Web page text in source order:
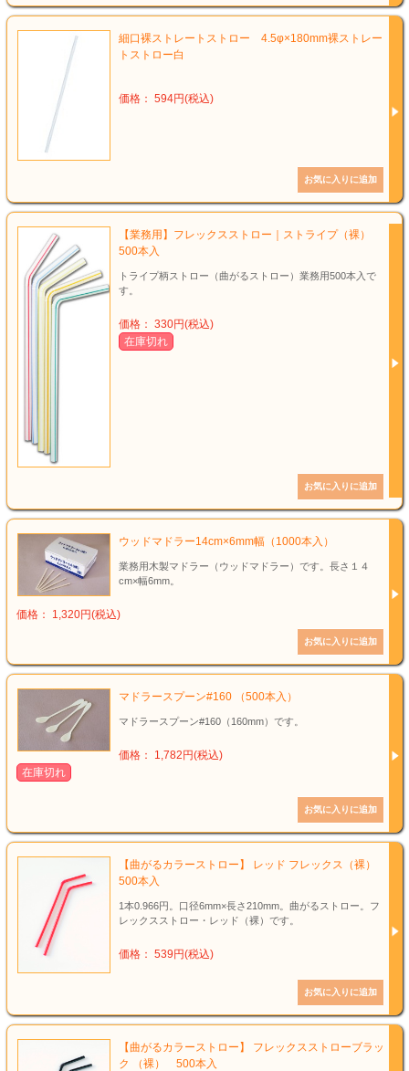
細口裸ストレートストロー 4.5φ×180mm裸ストレー
トストロー白
価格： 594円(税込)
【業務用】フレックスストロー｜ストライプ（裸）
500本入
トライプ柄ストロー（曲がるストロー）業務用500本入で
す。
価格： 330円(税込)
在庫切れ
ウッドマドラー14cm×6mm幅（1000本入）
業務用木製マドラー（ウッドマドラー）です。長さ１４
cm×幅6mm。
価格： 1,320円(税込)
マドラースプーン#160 （500本入）
マドラースプーン#160（160mm）です。
価格： 1,782円(税込)
在庫切れ
【曲がるカラーストロー】 レッド フレックス（裸）
500本入
1本0.966円。口径6mm×長さ210mm。曲がるストロー。フ
レックスストロー・レッド（裸）です。
価格： 539円(税込)
【曲がるカラーストロー】 フレックスストローブラッ
ク （裸） 500本入